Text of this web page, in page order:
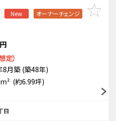
New オーナーチェンジ
定）
8月築 (築48年)
(約6.99坪)
目